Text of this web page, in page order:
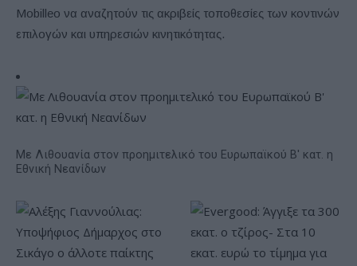
Mobilleo να αναζητούν τις ακριβείς τοποθεσίες των κοντινών
επιλογών και υπηρεσιών κινητικότητας.
Με Λιθουανία στον προημιτελικό του Ευρωπαϊκού Β' κατ. η
Εθνική Νεανίδων